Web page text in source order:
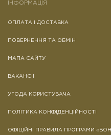
ІНФОРМАЦІЯ
ОПЛАТА І ДОСТАВКА
ПОВЕРНЕННЯ ТА ОБМІН
МАПА САЙТУ
ВАКАНСІЇ
УГОДА КОРИСТУВАЧА
ПОЛІТИКА КОНФІДЕНЦІЙНОСТІ
ОФІЦІЙНІ ПРАВИЛА ПРОГРАМИ